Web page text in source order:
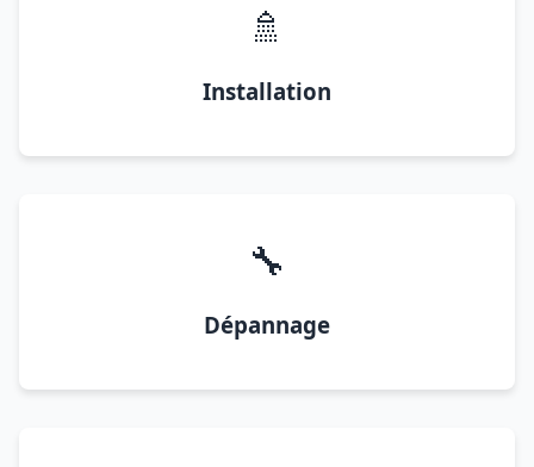
🚿
Installation
🔧
Dépannage